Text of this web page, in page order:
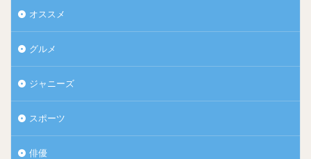
オススメ
グルメ
ジャニーズ
スポーツ
俳優